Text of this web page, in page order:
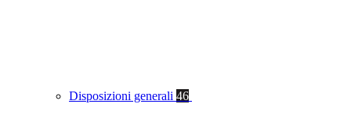
Disposizioni generali 46